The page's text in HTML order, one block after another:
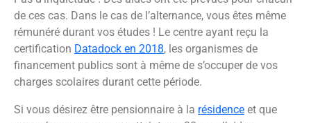
de ces cas. Dans le cas de l’alternance, vous êtes même
rémunéré durant vos études ! Le centre ayant reçu la
certification Datadock en 2018, les organismes de
financement publics sont à même de s’occuper de vos
charges scolaires durant cette période.
Si vous désirez être pensionnaire à la résidence et que